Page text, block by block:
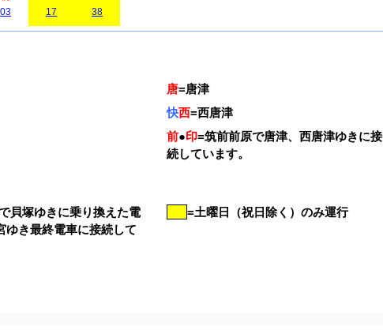
03
17 38
唐=唐津
快西=西唐津
前●印=筑前前原で唐津、西唐津ゆきに接
続しています。
貝塚ゆきに乗り換えた電
ゆき最終電車に接続して
=土曜日（祝日除く）のみ運行